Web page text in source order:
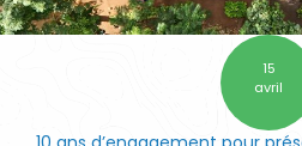
15
avril